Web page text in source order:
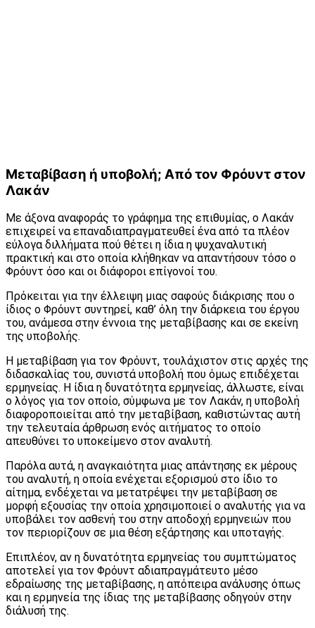
Μεταβίβαση ή υποβολή; Από τον Φρόυντ στον
Λακάν
Με άξονα αναφοράς το γράφημα της επιθυμίας, ο Λακάν
επιχειρεί να επαναδιαπραγματευθεί ένα από τα πλέον
εύλογα διλλήματα πού θέτει η ίδια η ψυχαναλυτική
πρακτική και στο οποία κλήθηκαν να απαντήσουν τόσο ο
Φρόυντ όσο και οι διάφοροι επίγονοί του.
Πρόκειται για την έλλειψη μιας σαφούς διάκρισης που ο
ίδιος ο Φρόυντ συντηρεί, καθ’ όλη την διάρκεια του έργου
του, ανάμεσα στην έννοια της μεταβίβασης και σε εκείνη
της υποβολής.
Η μεταβίβαση για τον Φρόυντ, τουλάχιστον στις αρχές της
διδασκαλίας του, συνιστά υποβολή που όμως επιδέχεται
ερμηνείας. Η ίδια η δυνατότητα ερμηνείας, άλλωστε, είναι
ο λόγος για τον οποίο, σύμφωνα με τον Λακάν, η υποβολή
διαφοροποιείται από την μεταβίβαση, καθιστώντας αυτή
την τελευταία άρθρωση ενός αιτήματος το οποίο
απευθύνει το υποκείμενο στον αναλυτή.
Παρόλα αυτά, η αναγκαιότητα μιας απάντησης εκ μέρους
του αναλυτή, η οποία ενέχεται εξορισμού στο ίδιο το
αίτημα, ενδέχεται να μετατρέψει την μεταβίβαση σε
μορφή εξουσίας την οποία χρησιμοποιεί ο αναλυτής για να
υποβάλει τον ασθενή του στην αποδοχή ερμηνειών που
τον περιορίζουν σε μια θέση εξάρτησης και υποταγής.
Επιπλέον, αν η δυνατότητα ερμηνείας του συμπτώματος
αποτελεί για τον Φρόυντ αδιαπραγμάτευτο μέσο
εδραίωσης της μεταβίβασης, η απόπειρα ανάλυσης όπως
και η ερμηνεία της ίδιας της μεταβίβασης οδηγούν στην
διάλυσή της.